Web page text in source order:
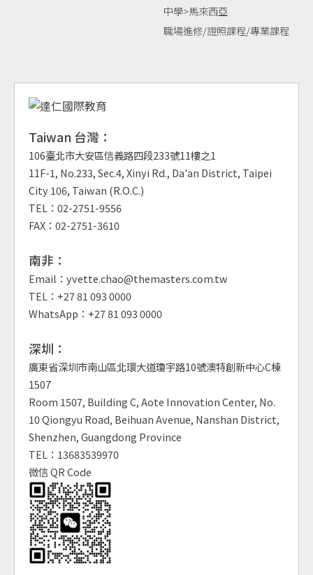
中學>馬來西亞
職場進修/證照課程/專業課程
Taiwan 台灣：
106臺北市大安區信義路四段233號11樓之1
11F-1, No.233, Sec.4, Xinyi Rd., Da'an District, Taipei
City 106, Taiwan (R.O.C.)
TEL：02-2751-9556
FAX：02-2751-3610
南非：
Email：yvette.chao@themasters.com.tw
TEL：+27 81 093 0000
WhatsApp：+27 81 093 0000
深圳：
廣東省深圳市南山區北環大道瓊宇路10號澳特創新中心C棟
1507
Room 1507, Building C, Aote Innovation Center, No.
10 Qiongyu Road, Beihuan Avenue, Nanshan District,
Shenzhen, Guangdong Province
TEL：13683539970
微信 QR Code